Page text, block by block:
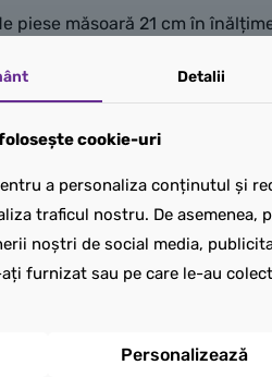
măsoară 21 cm în
Detalii
cookie-uri
a personaliza conținutul și
traficul nostru. De
noștri de social media,
furnizat sau pe care le-au
Personalizează